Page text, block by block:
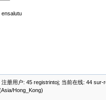
ensalutu
册用户: 45 registrintoj; 当前在线: 44
Hong_Kong)